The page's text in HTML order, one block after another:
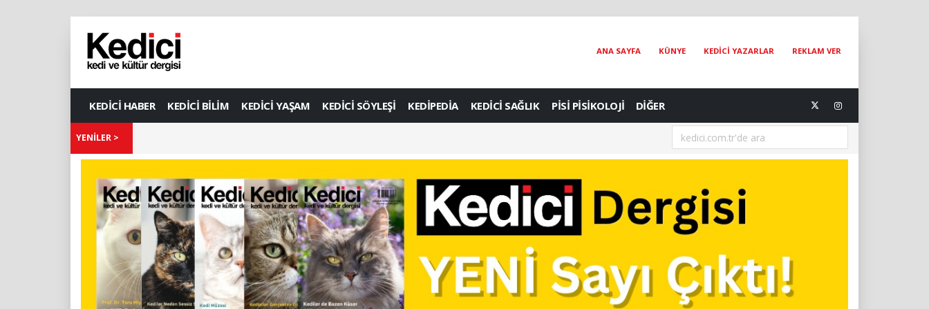
ANA SAYFA KÜNYE KEDİCİ YAZARLAR REKLAM VER
KEDİCİ HABER KEDİCİ BİLİM KEDİCİ YAŞAM KEDİCİ SÖYLEŞİ KEDİPEDİA KEDİCİ SAĞLIK PİSİ PİSİKOLOJİ DİĞER
YENİLER >